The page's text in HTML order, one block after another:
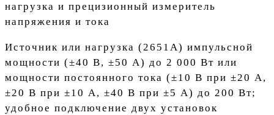
нагрузка и прецизионный измеритель
напряжения и тока
Источник или нагрузка (2651A) импульсной
мощности (±40 В, ±50 А) до 2 000 Вт или
мощности постоянного тока (±10 В при ±20 А,
±20 В при ±10 А, ±40 В при ±5 А) до 200 Вт;
удобное подключение двух установок